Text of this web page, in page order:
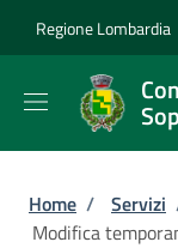
Regione Lombardia
Briciole
Home / Servizi
Modifica